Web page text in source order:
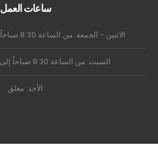
ساعات العمل
الاثنين - الجمعة: من الساعة 8:30 صباحاً إلى الساعة 6:00 مساءً
السبت: من الساعة 9:30 صباحاً إلى الساعة 1:00 مساءً
الأحد: مغلق